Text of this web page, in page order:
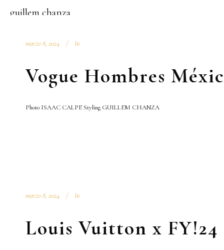
guillem chanza
marzo 8, 2024 In
Vogue Hombres
Photo ISAAC CALPE Styling GUILLEM CHANZA
marzo 8, 2024 In
Louis Vuitton x FY!24